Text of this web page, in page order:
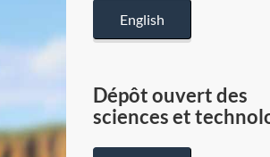
English
Dépôt ouvert des
sciences et